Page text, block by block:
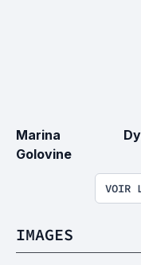
Marina
Golovine
VOIR
IMAGES